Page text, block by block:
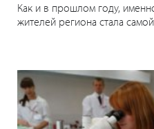
Как и в прошлом году,
жителей региона стала